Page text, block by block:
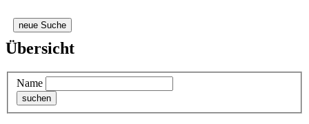
neue Suche
Übersicht
Name